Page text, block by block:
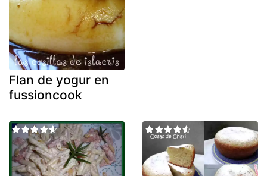
Flan de yogur en
fussioncook